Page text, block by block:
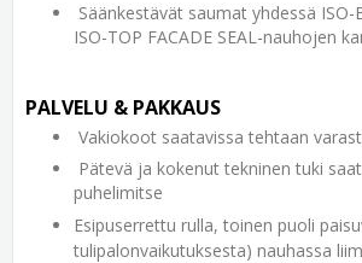
Säänkestävät saumat yhdessä ISO-
ISO-TOP FACADE SEAL-nauhojen
PALVELU & PAKKAUS
Vakiokoot saatavissa tehtaan
Pätevä ja kokenut tekninen tuki
puhelimitse
Esipuserrettu rulla, toinen puoli
tulipalonvaikutuksesta) nauhassa